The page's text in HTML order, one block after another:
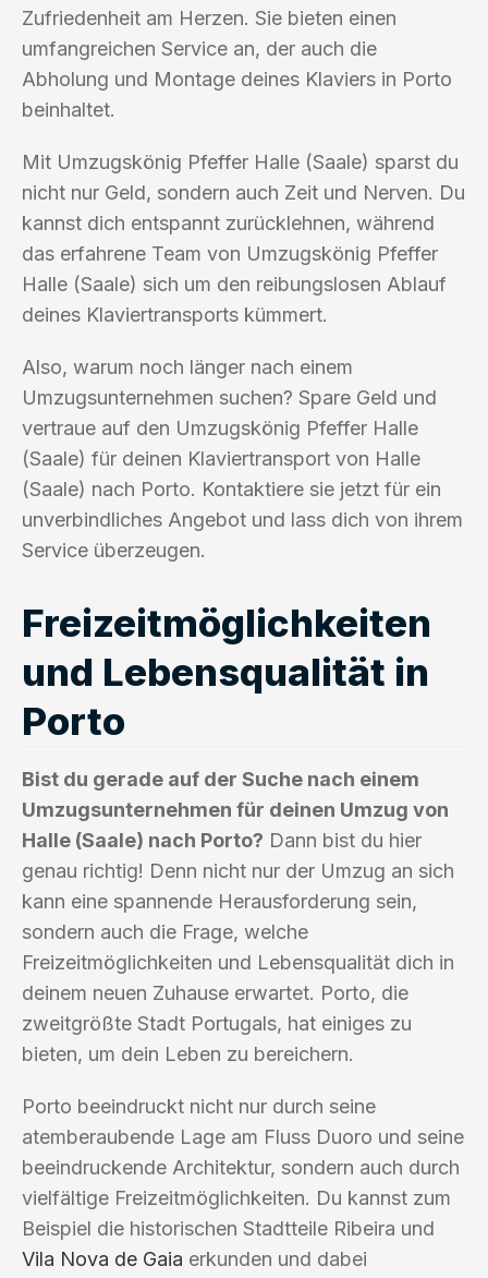
Zufriedenheit am Herzen. Sie bieten einen
umfangreichen Service an, der auch die
Abholung und Montage deines Klaviers in Porto
beinhaltet.
Mit Umzugskönig Pfeffer Halle (Saale) sparst du
nicht nur Geld, sondern auch Zeit und Nerven. Du
kannst dich entspannt zurücklehnen, während
das erfahrene Team von Umzugskönig Pfeffer
Halle (Saale) sich um den reibungslosen Ablauf
deines Klaviertransports kümmert.
Also, warum noch länger nach einem
Umzugsunternehmen suchen? Spare Geld und
vertraue auf den Umzugskönig Pfeffer Halle
(Saale) für deinen Klaviertransport von Halle
(Saale) nach Porto. Kontaktiere sie jetzt für ein
unverbindliches Angebot und lass dich von ihrem
Service überzeugen.
Freizeitmöglichkeiten
und Lebensqualität in
Porto
Bist du gerade auf der Suche nach einem
Umzugsunternehmen für deinen Umzug von
Halle (Saale) nach Porto? Dann bist du hier
genau richtig! Denn nicht nur der Umzug an sich
kann eine spannende Herausforderung sein,
sondern auch die Frage, welche
Freizeitmöglichkeiten und Lebensqualität dich in
deinem neuen Zuhause erwartet. Porto, die
zweitgrößte Stadt Portugals, hat einiges zu
bieten, um dein Leben zu bereichern.
Porto beeindruckt nicht nur durch seine
atemberaubende Lage am Fluss Duoro und seine
beeindruckende Architektur, sondern auch durch
vielfältige Freizeitmöglichkeiten. Du kannst zum
Beispiel die historischen Stadtteile Ribeira und
Vila Nova de Gaia erkunden und dabei